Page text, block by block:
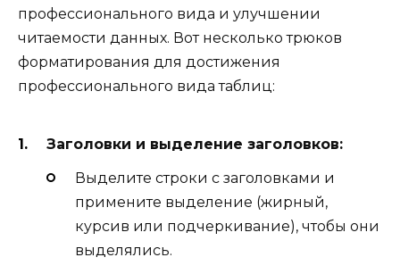
профессионального вида и улучшении
читаемости данных. Вот несколько трюков
форматирования для достижения
профессионального вида таблиц:
Заголовки и выделение заголовков:
Выделите строки с заголовками и
примените выделение (жирный,
курсив или подчеркивание), чтобы они
выделялись.